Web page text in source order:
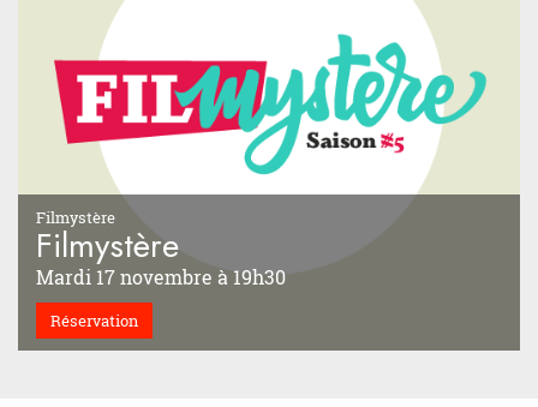
Filmystère
Filmystère
Mardi 17 novembre à 19h30
Réservation